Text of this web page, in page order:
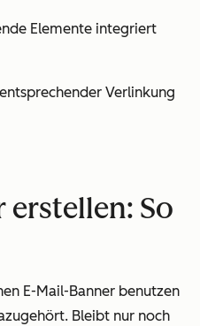
Elemente integriert
Verlinkung
erstellen: So
E-Mail-Banner benutzen
Bleibt nur noch